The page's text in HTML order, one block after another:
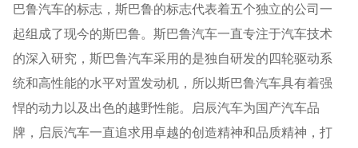
巴鲁汽车的标志，斯巴鲁的标志代表着五个独立的公司一
起组成了现今的斯巴鲁。斯巴鲁汽车一直专注于汽车技术
的深入研究，斯巴鲁汽车采用的是独自研发的四轮驱动系
统和高性能的水平对置发动机，所以斯巴鲁汽车具有着强
悍的动力以及出色的越野性能。启辰汽车为国产汽车品
牌，启辰汽车一直追求用卓越的创造精神和品质精神，打